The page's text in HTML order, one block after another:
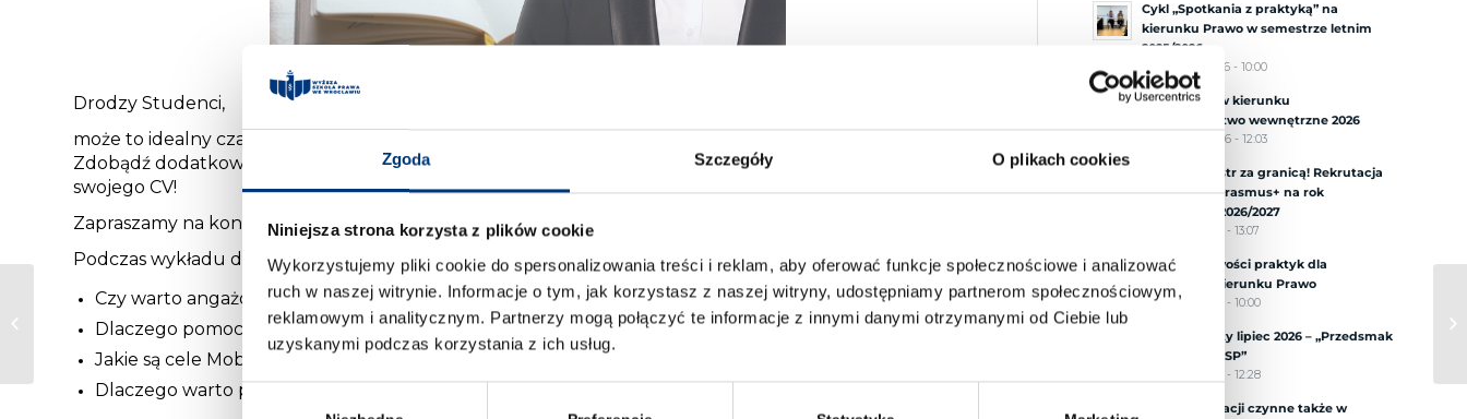
Zgoda Szczegóły O plikach cookies
Niniejsza strona korzysta z plików cookie
Wykorzystujemy pliki cookie do spersonalizowania treści i reklam, aby oferować funkcje społecznościowe i analizować
ruch w naszej witrynie. Informacje o tym, jak korzystasz z naszej witryny, udostępniamy partnerom społecznościowym,
reklamowym i analitycznym. Partnerzy mogą połączyć te informacje z innymi danymi otrzymanymi od Ciebie lub
uzyskanymi podczas korzystania z ich usług.
Wybór
Drodzy Studenci,
może to idealny czas na rozpoczęcie współpracy z Mobilną Akademią Prawa?!
Zdobądź dodatkowe umiejętności. Poznaj swojego nowego klienta – ucznia. Zdobądź doświadczenie do
swojego CV!
Zapraszamy na konferencję z gościem specjalnym – Joanną Jabłczyńską, radczyni prawną.
Podczas wykładu dowiesz się:
Czy warto angażować się we współpracę z instytucjami samorządowymi?
Dlaczego pomoc prawna jest potrzebna w polskich szkołach?
Jakie są cele Mobilnej Akademii Prawa?
Dlaczego warto podjąć współpracę z MAP ZIARNO?
Cykl „Spotkania z praktyką” na
kierunku Prawo w semestrze letnim
2025/2026
30 czerwca 2026 - 10:00
Rada Liderów kierunku
Bezpieczeństwo wewnętrzne 2026
29 czerwca 2026 - 12:03
Spędź semestr za granicą! Rekrutacja
na wyjazdy Erasmus+ na rok
akademicki 2026/2027
5 czerwca 2026 - 13:07
Nowe możliwości praktyk dla
studentów kierunku Prawo
5 czerwca 2026 - 10:00
Dzień Otwarty lipiec 2026 – „Przedsmak
studiów w WSP”
3 czerwca 2026 - 12:28
Biuro Rekrutacji czynne także w
“Gra o karierę” –
warsztaty online